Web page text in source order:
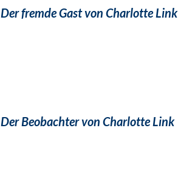
Der fremde Gast von Charlotte Link
Der Beobachter von Charlotte Link